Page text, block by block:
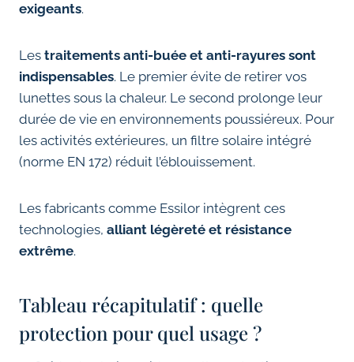
exigeants.
Les traitements anti-buée et anti-rayures sont
indispensables. Le premier évite de retirer vos
lunettes sous la chaleur. Le second prolonge leur
durée de vie en environnements poussiéreux. Pour
les activités extérieures, un filtre solaire intégré
(norme EN 172) réduit l’éblouissement.
Les fabricants comme Essilor intègrent ces
technologies, alliant légèreté et résistance
extrême.
Tableau récapitulatif : quelle
protection pour quel usage ?